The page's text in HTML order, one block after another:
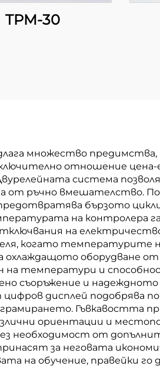
TPM-30
множество
отношение
система
от ръчно вмешателство.
бързото
на
на
когато
охлаждащото оборудване
на температури и
съоръжение и надеждното
дисплей подобрява
Гъвкавостта
ориентации и
необходимост от
за неговата
на обучение, правейки